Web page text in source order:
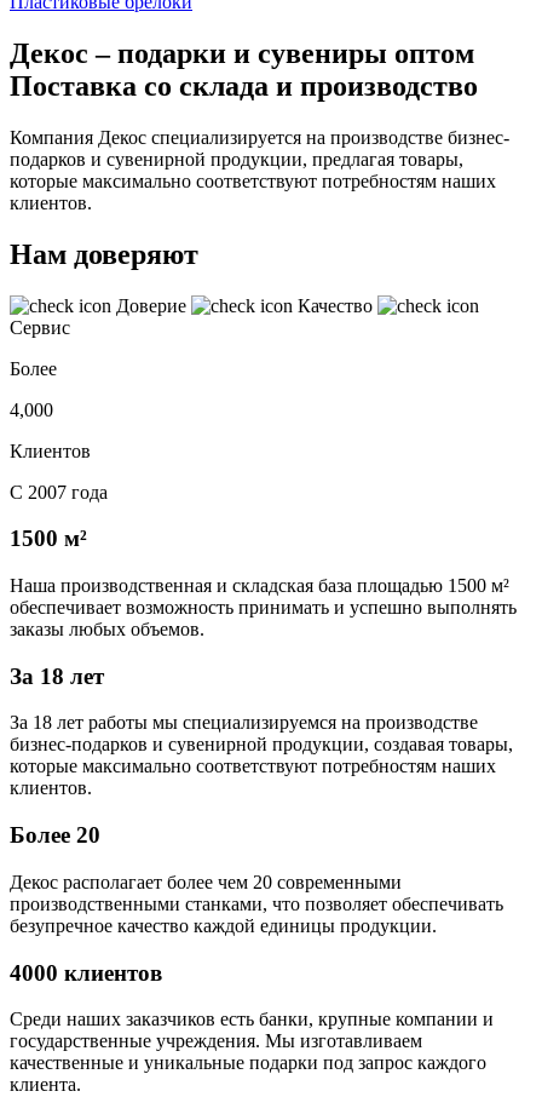
Декос – подарки и сувениры оптом
Поставка со склада и производство
Компания Декос специализируется на производстве бизнес-
подарков и сувенирной продукции, предлагая товары,
которые максимально соответствуют потребностям наших
клиентов.
Нам доверяют
Доверие
Качество
Сервис
Более
4,000
Клиентов
С 2007 года
1500 м²
Наша производственная и складская база площадью 1500 м²
обеспечивает возможность принимать и успешно выполнять
заказы любых объемов.
За 18 лет
За 18 лет работы мы специализируемся на производстве
бизнес-подарков и сувенирной продукции, создавая товары,
которые максимально соответствуют потребностям наших
клиентов.
Более 20
Декос располагает более чем 20 современными
производственными станками, что позволяет обеспечивать
безупречное качество каждой единицы продукции.
4000 клиентов
Среди наших заказчиков есть банки, крупные компании и
государственные учреждения. Мы изготавливаем
качественные и уникальные подарки под запрос каждого
клиента.